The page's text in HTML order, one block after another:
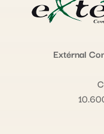
Extérnal